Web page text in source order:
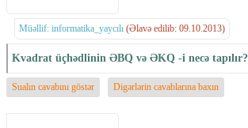
Müəllif: informatika_yaycılı (Əlavə edilib: 09.10.2013)
Kvadrat üçhədlinin ƏBQ və ƏKQ -i necə tapılır?
Sualın cavabını göstər Digərlərin cavablarına baxın